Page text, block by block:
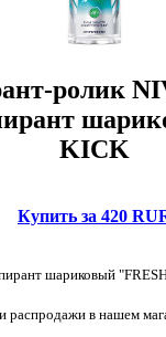
ролик
KICK
Купить за 420
шариковый
распродажи в нашем